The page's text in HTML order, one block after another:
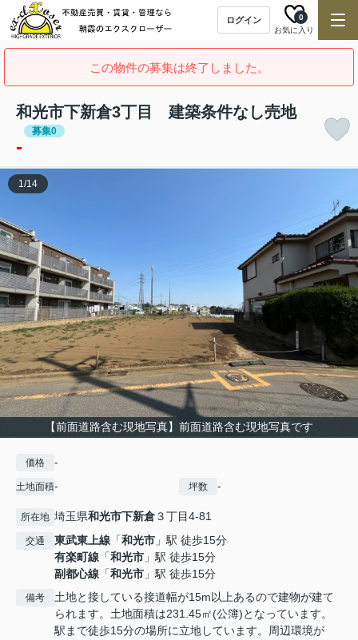
ログイン
お気に入り
0
この物件の募集は終了しました。
和光市下新倉3丁目 建築条件なし売地
募集0
-
【前面道路含む現地写真】前面道路含む現地写真です
1/14
価格 -
土地面積- 坪数 -
所在地 埼玉県和光市下新倉３丁目4-81
交通 東武東上線 「和光市 」駅 徒歩15分
有楽町線 「和光市 」駅 徒歩15分
副都心線 「和光市 」駅 徒歩15分
備考
土地と接している接道幅が15m以上あるので建物が建て
られます。土地面積は231.45㎡(公簿)となっています。
駅まで徒歩15分の場所に立地しています。周辺環境が